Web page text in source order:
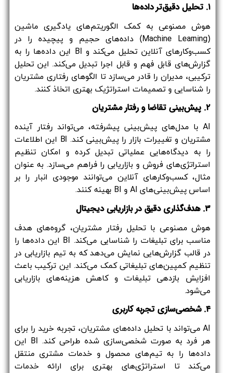
۱. تحلیل دقیق‌تر داده‌ها
هوش مصنوعی به کمک الگوریتم‌های یادگیری ماشین
(Machine Learning) داده‌های حجیم و پیچیده را در
کسب‌وکارهای آنلاین تحلیل می‌کند و BI این داده‌ها را به
گزارش‌های قابل فهم و قابل اجرا تبدیل می‌کند. این تحلیل
ترکیبی، مدیران را قادر می‌سازد تا الگوهای رفتاری مشتریان
را شناسایی و تصمیمات استراتژیک بهتری اتخاذ کنند.
۲. پیش‌بینی تقاضا و رفتار مشتریان
AI با مدل‌های پیش‌بینی پیشرفته، می‌تواند رفتار آینده
مشتریان و تغییرات بازار را پیش‌بینی کند. BI این اطلاعات
را به دیدگاه‌هایی عملیاتی تبدیل کرده و امکان تنظیم
استراتژی‌های فروش و بازاریابی را فراهم می‌سازد. به عنوان
مثال، کسب‌وکارهای آنلاین می‌توانند موجودی انبار را بر
اساس پیش‌بینی‌های AI و BI بهینه کنند.
۳. هدف‌گذاری دقیق در بازاریابی دیجیتال
هوش مصنوعی با تحلیل رفتار مشتریان، گروه‌های هدف
مناسب برای تبلیغات را شناسایی می‌کند. BI این داده‌ها را
در قالب گزارش‌هایی نمایش می‌دهد که به تیم بازاریابی در
تنظیم کمپین‌های تبلیغاتی کمک می‌کند. این ترکیب باعث
افزایش بازدهی تبلیغات و کاهش هزینه‌های بازاریابی
می‌شود.
۴. شخصی‌سازی تجربه کاربری
AI می‌تواند با تحلیل داده‌های مشتریان، تجربه خرید را برای
هر فرد به صورت شخصی‌سازی شده طراحی کند. BI این
داده‌ها را به تیم‌های محصول و خدمات مشتری منتقل
می‌کند تا استراتژی‌های بهتری برای ارائه خدمات